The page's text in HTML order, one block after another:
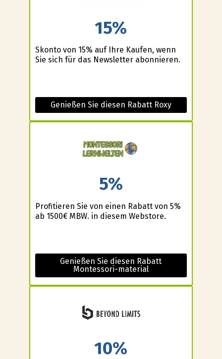
15%
Skonto von 15% auf Ihre Kaufen, wenn
Sie sich für das Newsletter abonnieren.
Genießen Sie diesen Rabatt Roxy
5%
Profitieren Sie von einen Rabatt von 5%
ab 1500€ MBW. in diesem Webstore.
Genießen Sie diesen Rabatt
Montessori-material
10%